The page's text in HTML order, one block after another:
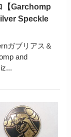
【Garchomp
Speckle
ガブリアス＆
and